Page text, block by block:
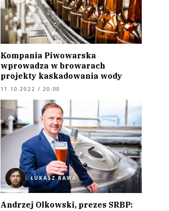
Kompania Piwowarska
wprowadza w browarach
projekty kaskadowania wody
11.10.2022 / 20:00
ŁUKASZ RAWA
Andrzej Olkowski, prezes SRBP: